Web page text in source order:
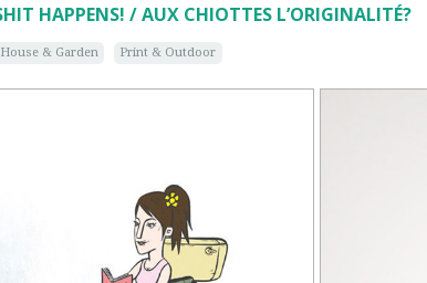
HAPPENS! / AUX CHIOTTES L’ORIGINALITÉ?
House & Garden Print & Outdoor